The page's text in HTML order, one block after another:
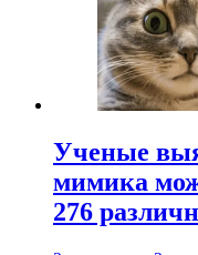
Ученые
мимика
276